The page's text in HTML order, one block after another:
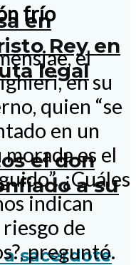
en
Rey en
legal
el don
a su
frío
el
en su
quien “se
en un
es el
¿Cuáles
indican
de
preguntó.